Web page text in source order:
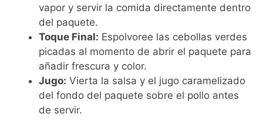
vapor y servir la comida directamente dentro
del paquete.
Toque Final: Espolvoree las cebollas verdes
picadas al momento de abrir el paquete para
añadir frescura y color.
Jugo: Vierta la salsa y el jugo caramelizado
del fondo del paquete sobre el pollo antes
de servir.